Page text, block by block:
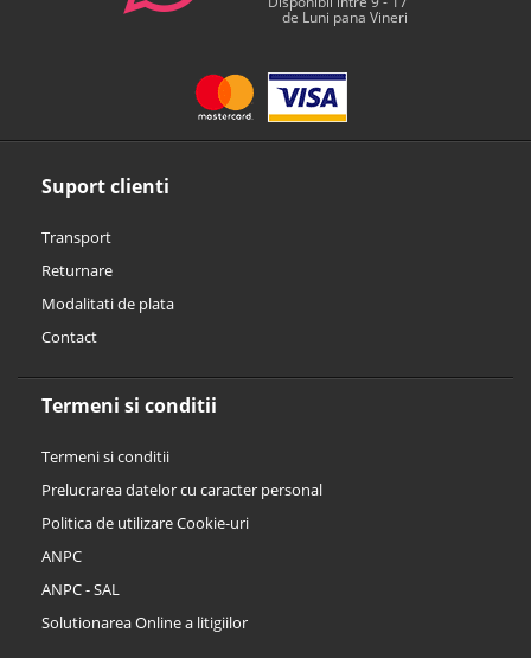
Suport clienti
Transport
Returnare
Modalitati de plata
Contact
Termeni si conditii
Termeni si conditii
Prelucrarea datelor cu caracter personal
Politica de utilizare Cookie-uri
ANPC
ANPC - SAL
Solutionarea Online a litigiilor
de Luni pana Vineri